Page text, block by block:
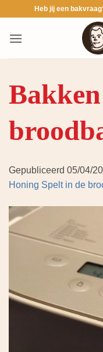
inhoud
Heb jij een
Gepubliceerd 05/04/
Honing Spelt in de